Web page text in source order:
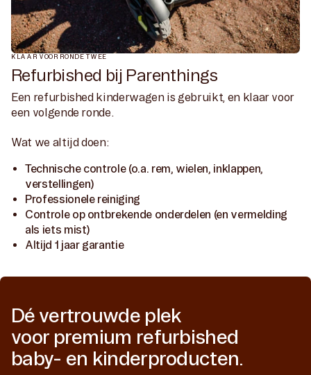
KLAAR VOOR RONDE TWEE
Refurbished bij Parenthings
Een refurbished kinderwagen is gebruikt, en klaar voor
een volgende ronde.
Wat we altijd doen:
Technische controle (o.a. rem, wielen, inklappen,
verstellingen)
Professionele reiniging
Controle op ontbrekende onderdelen (en vermelding
als iets mist)
Altijd 1 jaar garantie
Dé vertrouwde plek
voor premium refurbished
baby- en kinderproducten.